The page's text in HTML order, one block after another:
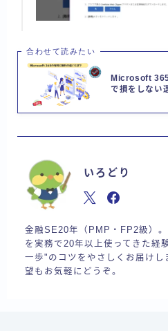
合わせて読みたい
Microsoft
で損をしない
いろどり
金融SE20年（PMP・FP2級）
を実務で20年以上使ってきた経
一歩"のコツをやさしくお届けし
望もお気軽にどうぞ。